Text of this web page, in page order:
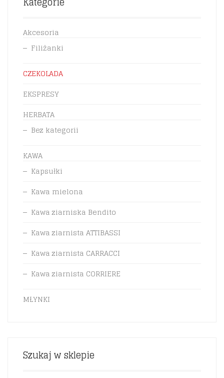
Akcesoria
Filiżanki
CZEKOLADA
EKSPRESY
HERBATA
Bez kategorii
KAWA
Kapsułki
Kawa mielona
Kawa ziarniska Bendito
Kawa ziarnista ATTIBASSI
Kawa ziarnista CARRACCI
Kawa ziarnista CORRIERE
MŁYNKI
Szukaj w sklepie